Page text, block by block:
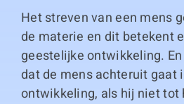
Duitse
Links
Het streven van een mens
de materie en dit betekent
geestelijke ontwikkeling.
dat de mens achteruit gaat
ontwikkeling, als hij niet